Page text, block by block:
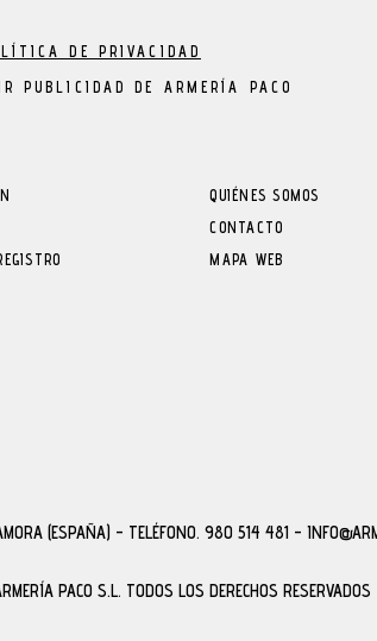
DE PRIVACIDAD
PUBLICIDAD DE ARMERÍA PACO
QUIÉNES SOMOS
CONTACTO
MAPA WEB
(ESPAÑA) - TELÉFONO. 980 514 481 -
PACO S.L. TODOS LOS DERECHOS RESERVADOS